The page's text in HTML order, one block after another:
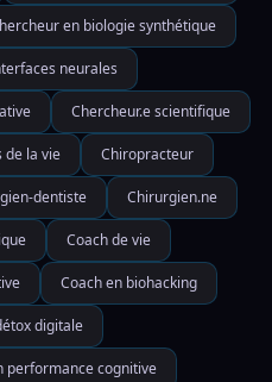
en biologie synthétique
neurales
Chercheur.e scientifique
de la vie Chiropracteur
dentiste Chirurgien.ne
Coach de vie
Coach en biohacking
digitale
performance cognitive